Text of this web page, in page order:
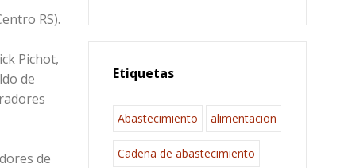
RS).
Pichot,
de
de
Etiquetas
Abastecimiento alimentacion
Cadena de abastecimiento